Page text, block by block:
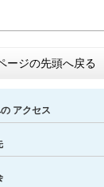
ージの先頭へ戻る
アクセス